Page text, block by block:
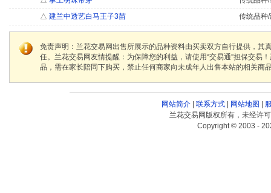
△ 建兰中透艺白马王子3苗 传统品种
免责声明：兰花交易网出售所展示的品种资料由买卖双方自行提供，
任。兰花交易网友情提醒：为保障您的利益，请使用“交易通”担保交
品，需在家长陪同下购买，禁止任何商家向未成年人出售本站的相关商
网站简介| 联系方式| 网站地图
兰花交易网版权所有，未经许
Copyright © 2003 -